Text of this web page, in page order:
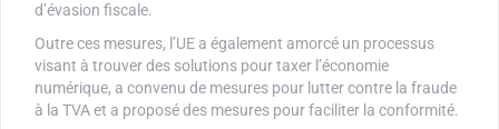
d’évasion fiscale.
Outre ces mesures, l’UE a également amorcé un processus
visant à trouver des solutions pour taxer l’économie
numérique, a convenu de mesures pour lutter contre la fraude
à la TVA et a proposé des mesures pour faciliter la conformité.